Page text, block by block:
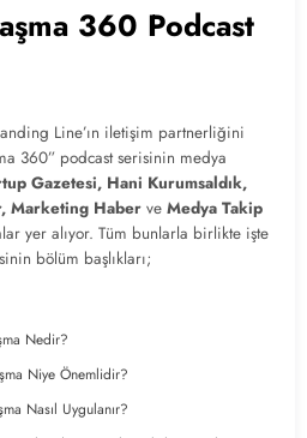
360 Podcast
Line’ın iletişim partnerliğini
360” podcast serisinin medya
Gazetesi, Hani Kurumsaldık,
Marketing Haber ve Medya Takip
yer alıyor. Tüm bunlarla birlikte işte
bölüm başlıkları;
Nedir?
Niye Önemlidir?
Nasıl Uygulanır?